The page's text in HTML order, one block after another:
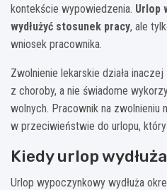
kontekście wypowiedzenia. Urlop
wydłużyć stosunek pracy, ale
wniosek pracownika.
Zwolnienie lekarskie działa
z choroby, a nie świadome
wolnych. Pracownik na zwolnieniu
w przeciwieństwie do urlopu,
Kiedy urlop
Urlop wypoczynkowy wydłuża